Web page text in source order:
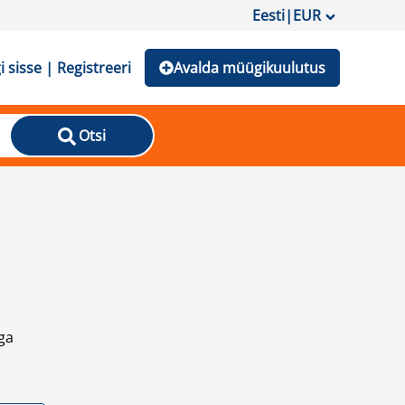
Eesti|EUR
sisse | Registreeri Avalda müügikuulutus
Otsi